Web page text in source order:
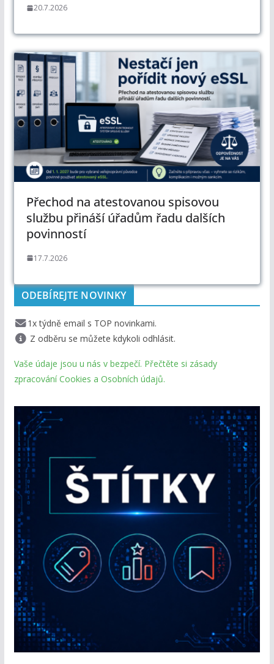
20.7.2026
Přechod na atestovanou spisovou
službu přináší úřadům řadu dalších
povinností
17.7.2026
ODEBÍREJTE NOVINKY
1x týdně email s TOP novinkami.
Z odběru se můžete kdykoli odhlásit.
Vaše údaje jsou u nás v bezpečí. Přečtěte si zásady
zpracování Cookies a Osobních údajů.